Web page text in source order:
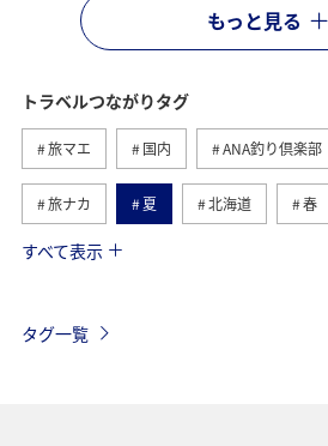
もっと見る
トラベルつながりタグ
旅マエ 国内 ANA釣り倶楽部
旅ナカ 夏 北海道 春
海 海外
すべて表示
タグ一覧